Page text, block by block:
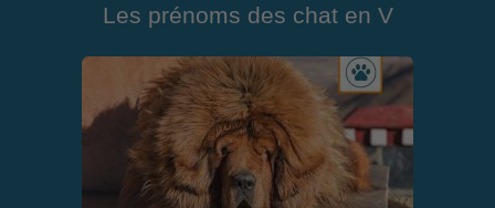
Les prénoms des chat en V